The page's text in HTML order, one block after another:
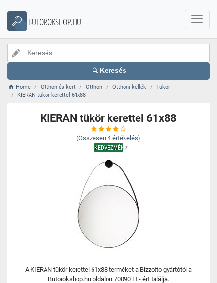
BUTOROKSHOP.HU
Keresés
Home Otthon és kert Otthon Otthoni kellék
Tükör
KIERAN tükör kerettel 61x88
KIERAN tükör kerettel 61x88
(Összesen 4 értékelés)
KEDVEZMÉNY
A KIERAN tükör kerettel 61x88 terméket a Bizzotto gyártótól a
Butorokshop.hu oldalon 70090 Ft - ért találja.